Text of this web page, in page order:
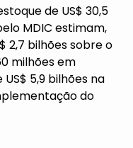
de US$ 30,5
MDIC estimam,
2,7 bilhões sobre o
milhões em
5,9 bilhões na
do